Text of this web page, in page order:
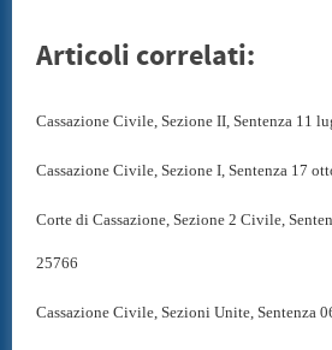
Articoli correlati:
Cassazione Civile, Sezione II, Sentenza 11
Cassazione Civile, Sezione I, Sentenza 17
Corte di Cassazione, Sezione 2 Civile,
25766
Cassazione Civile, Sezioni Unite, Sentenza